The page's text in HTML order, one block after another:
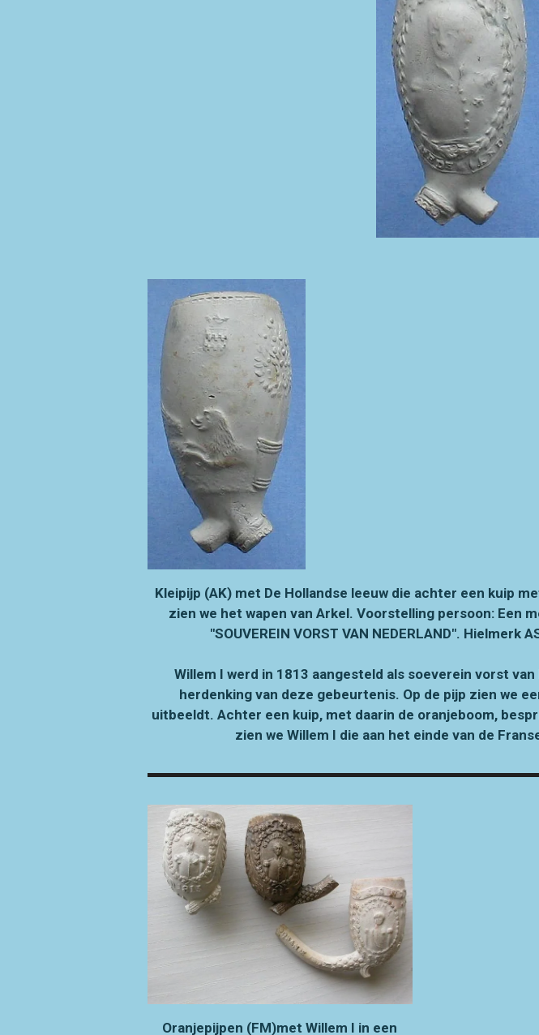
Kleipijp (AK) met De Hollandse leeuw die achter een kuip
zien we het wapen van Arkel. Voorstelling persoon: Een
"SOUVEREIN VORST VAN NEDERLAND".
Willem I werd in 1813 aangesteld als soeverein vorst
herdenking van deze gebeurtenis. Op de pijp zien we
uitbeeldt. Achter een kuip, met daarin de oranjeboom,
zien we Willem I die aan het einde van de
Oranjepijpen (FM)met Willem I in een